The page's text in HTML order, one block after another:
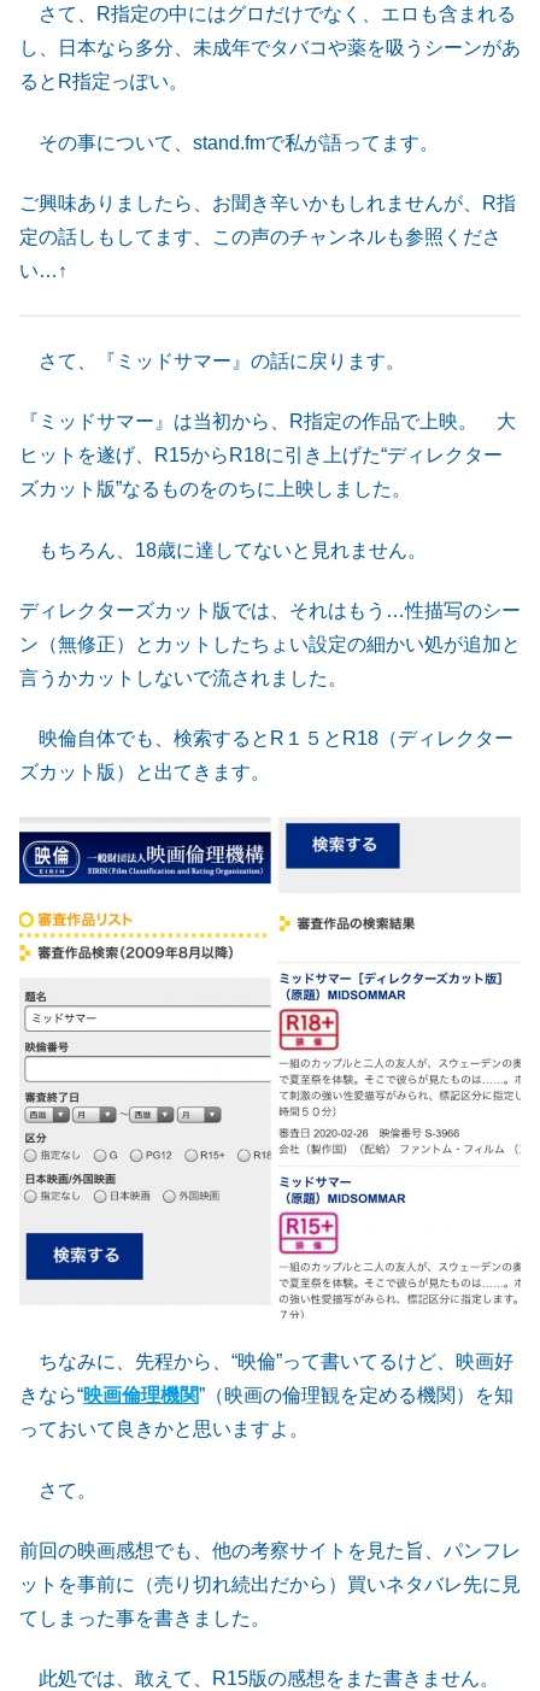
さて、R指定の中にはグロだけでなく、エロも含まれる
し、日本なら多分、未成年でタバコや薬を吸うシーンがあ
るとR指定っぽい。
その事について、stand.fmで私が語ってます。
ご興味ありましたら、お聞き辛いかもしれませんが、R指
定の話しもしてます、この声のチャンネルも参照くださ
い…↑
さて、『ミッドサマー』の話に戻ります。
『ミッドサマー』は当初から、R指定の作品で上映。 大
ヒットを遂げ、R15からR18に引き上げた“ディレクター
ズカット版”なるものをのちに上映しました。
もちろん、18歳に達してないと見れません。
ディレクターズカット版では、それはもう…性描写のシー
ン（無修正）とカットしたちょい設定の細かい処が追加と
言うかカットしないで流されました。
映倫自体でも、検索するとR１５とR18（ディレクター
ズカット版）と出てきます。
ちなみに、先程から、“映倫”って書いてるけど、映画好
きなら“映画倫理機関”（映画の倫理観を定める機関）を知
っておいて良きかと思いますよ。
さて。
前回の映画感想でも、他の考察サイトを見た旨、パンフレ
ットを事前に（売り切れ続出だから）買いネタバレ先に見
てしまった事を書きました。
此処では、敢えて、R15版の感想をまた書きません。